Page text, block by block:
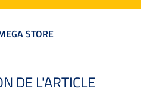
STORE
DE L'ARTICLE